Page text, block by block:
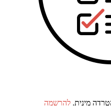
מינית. להרשמה